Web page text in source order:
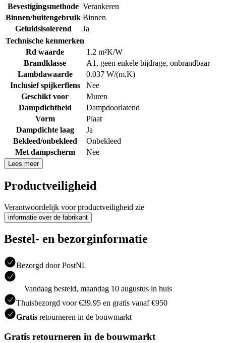
Bevestigingsmethode Verankeren
Binnen/buitengebruik Binnen
Geluidsisolerend
Ja
Technische kenmerken
Rd waarde
1.2 m²K/W
Brandklasse
A1, geen enkele bijdrage, onbrandbaar
Lambdawaarde
0.037 W/(m.K)
Inclusief spijkerflens
Nee
Geschikt voor
Muren
Dampdichtheid
Dampdoorlatend
Vorm
Plaat
Dampdichte laag
Ja
Bekleed/onbekleed
Onbekleed
Met dampscherm
Nee
Lees meer
Productveiligheid
Verantwoordelijk voor productveiligheid zie
informatie over de fabrikant
Bestel- en bezorginformatie
Bezorgd door PostNL
Vandaag besteld, maandag 10 augustus in huis
Thuisbezorgd voor €39.95 en gratis vanaf €950
Gratis retourneren in de bouwmarkt
Gratis retourneren in de bouwmarkt